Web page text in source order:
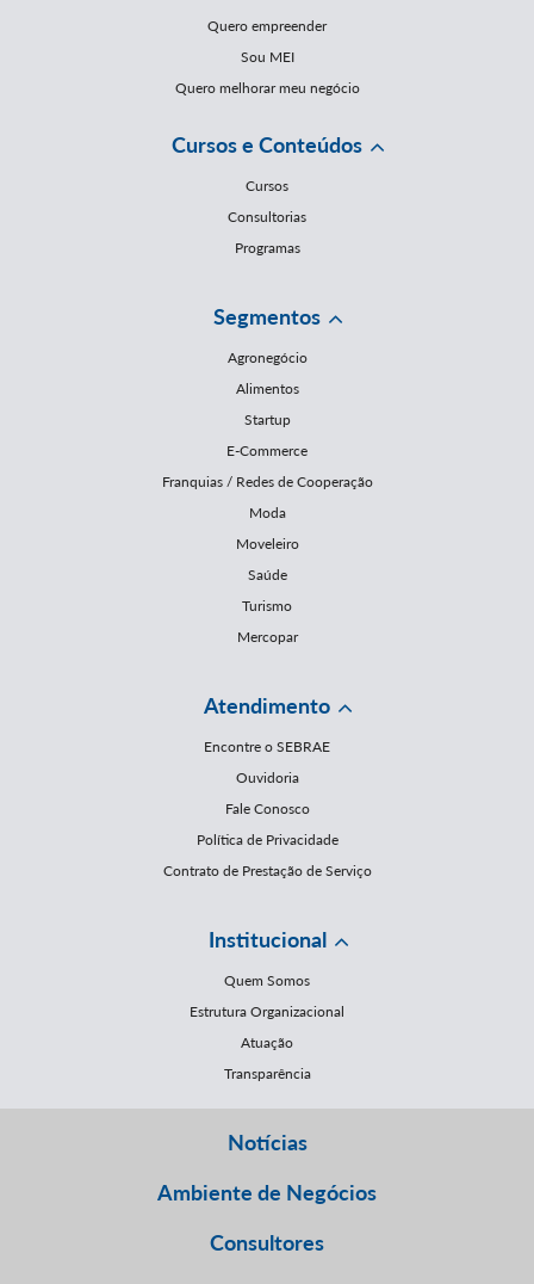
Quero empreender
Sou MEI
Quero melhorar meu negócio
Cursos e Conteúdos
Cursos
Consultorias
Programas
Segmentos
Agronegócio
Alimentos
Startup
E-Commerce
Franquias / Redes de Cooperação
Moda
Moveleiro
Saúde
Turismo
Mercopar
Atendimento
Encontre o SEBRAE
Ouvidoria
Fale Conosco
Política de Privacidade
Contrato de Prestação de Serviço
Institucional
Quem Somos
Estrutura Organizacional
Atuação
Transparência
Notícias
Ambiente de Negócios
Consultores